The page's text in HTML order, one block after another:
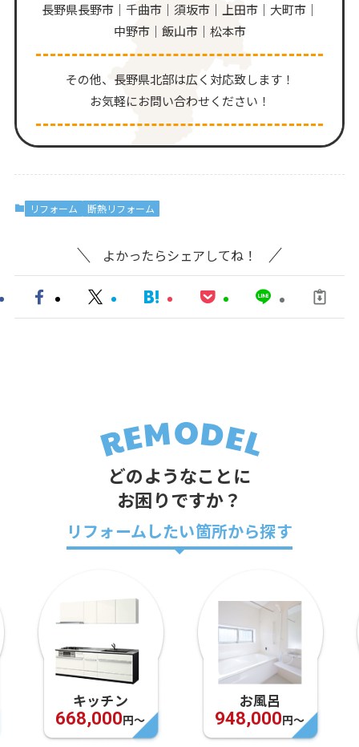
長野県長野市｜千曲市｜須坂市｜上田市｜大町市｜
中野市｜飯山市｜松本市
その他、⻑野県北部は広く対応致します！
お気軽にお問い合わせください！
リフォーム 断熱リフォーム
よかったらシェアしてね！
どのようなことに
お困りですか？
リフォームしたい箇所から探す
キッチン
668,000円〜
お風呂
948,000円〜